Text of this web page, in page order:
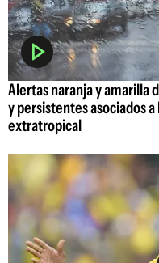
Alertas naranja y amarilla
y persistentes asociados
extratropical